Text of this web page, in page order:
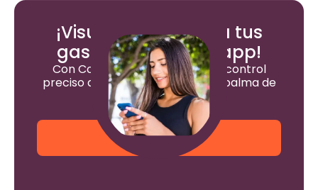
¡Visualiza y controla tus
gastos desde una app!
Con ContApp podrás tener un control
preciso de tus finanzas desde la palma de
tu mano
¡Pruébala ya!